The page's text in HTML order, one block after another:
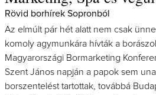
Rövid borhírek Sopronból
Az elmúlt pár hét alatt nem csak
komoly agymunkára hívták a
Magyarországi Bormarketing
Szent János napján a papok sem
borszentelést tartottak, továbbá